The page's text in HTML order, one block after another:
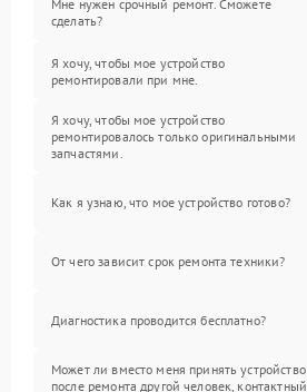
Мне нужен срочный ремонт. Сможете
сделать?
Я хочу, чтобы мое устройство
ремонтировали при мне.
Я хочу, чтобы мое устройство
ремонтировалось только оригинальными
запчастями.
Как я узнаю, что мое устройство готово?
От чего зависит срок ремонта техники?
Диагностика проводится бесплатно?
Может ли вместо меня принять устройство
после ремонта другой человек, контактный